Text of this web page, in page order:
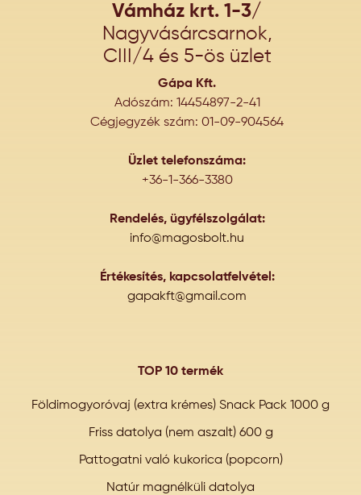
Vámház krt. 1-3/
Nagyvásárcsarnok,
CIII/4 és 5-ös üzlet
Gápa Kft.
Adószám: 14454897-2-41
Cégjegyzék szám: 01-09-904564
Üzlet telefonszáma:
+36-1-366-3380
Rendelés, ügyfélszolgálat:
info@magosbolt.hu
Értékesítés, kapcsolatfelvétel:
gapakft@gmail.com
TOP 10 termék
Földimogyoróvaj (extra krémes) Snack Pack 1000 g
Friss datolya (nem aszalt) 600 g
Pattogatni való kukorica (popcorn)
Natúr magnélküli datolya